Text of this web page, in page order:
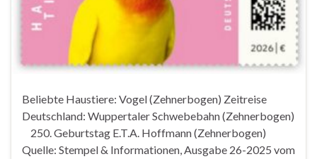
Beliebte Haustiere: Vogel (Zehnerbogen) Zeitreise
Deutschland: Wuppertaler Schwebebahn (Zehnerbogen)
250. Geburtstag E.T.A. Hoffmann (Zehnerbogen)
Quelle: Stempel & Informationen, Ausgabe 26-2025 vom